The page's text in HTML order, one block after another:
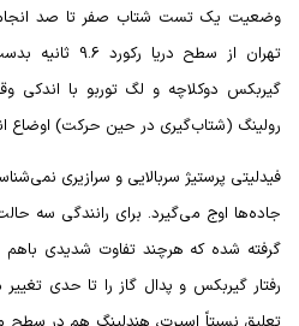
وضعیت یک تست شتاب صفر تا صد انجام
تهران از سطح
گیربکس دوکلاچه و لگ توربو با اندکی
رولینگ (شتاب‌گیری در حین حرکت) اوضاع
فیدلیتی پرستیژ سربالایی و سرازیری
جاده‌ها اوج می‌گیرد. برای رانندگی سه
گرفته شده که هرچند تفاوت شدیدی باهم
رفتار گیربکس و پدال گاز را تا حدی